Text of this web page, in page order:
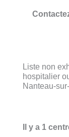
Liste non
hospitalier
Nanteau-
Il y a 1